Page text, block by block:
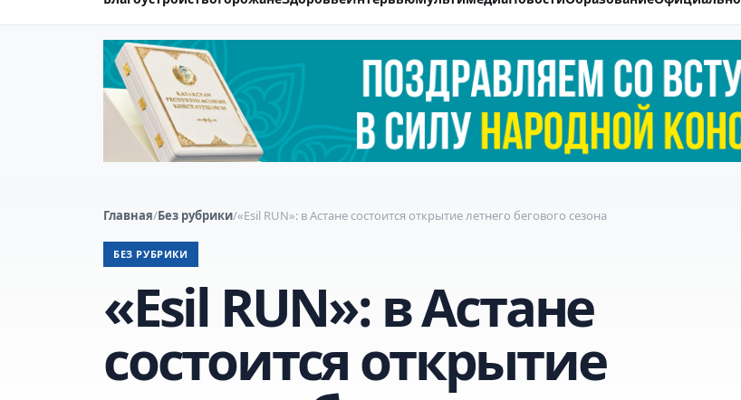
Главная/Без рубрики/«Esil RUN»: в Астане состоится открытие летнего бегового сезона
БЕЗ РУБРИКИ
«Esil RUN»: в Астане
состоится открытие